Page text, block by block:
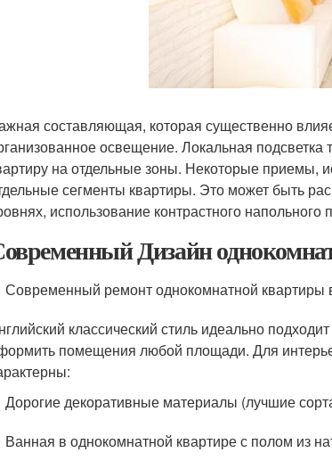
составляющая, которая существенно
освещение. Локальная
на отдельные зоны. Некоторые приемы,
сегменты квартиры. Это может быть
использование контрастного напольного
Дизайн
Современный ремонт однокомнатной квартиры
классический стиль идеально
помещения любой площади. Для
Дорогие декоративные материалы (лучшие
Ванная в однокомнатной квартире с полом из